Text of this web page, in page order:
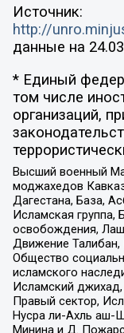
Источник:
http://
данные на
* Единый
том числе
организаций,
Высший военный
моджахедов
Дагестана, База,
Исламская группа,
освобождения,
Движение Талибан,
Общество
исламского
Исламский
Правый сектор,
Нусра ли-Ахль аш-